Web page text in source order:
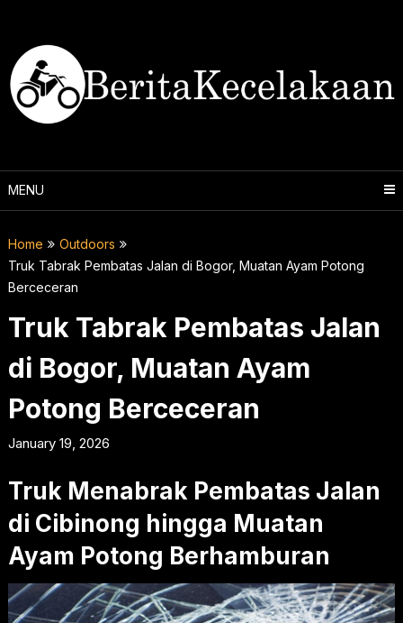
content
MENU
Home
Outdoors
Truk Tabrak Pembatas Jalan di Bogor, Muatan Ayam Potong
Berceceran
Truk Tabrak Pembatas Jalan
di Bogor, Muatan Ayam
Potong Berceceran
January 19, 2026
Truk Menabrak Pembatas Jalan
di Cibinong hingga Muatan
Ayam Potong Berhamburan